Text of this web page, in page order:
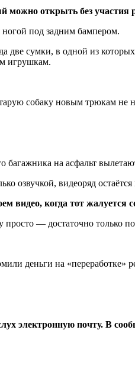
можно открыть без участия
ногой под задним бампером.
сумки, в одной из
игрушкам.
собаку новым трюкам
багажника на асфальт
озвучкой, видеоряд
видео, когда тот жалуется
просто — достаточно
деньги на «переработке»
электронную почту. В